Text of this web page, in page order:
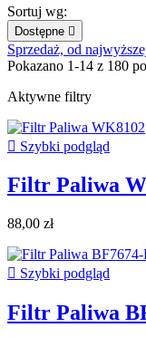
Sortuj wg:
Dostępne 
Sprzedaż, od
Pokazano 1-14 z 180
Aktywne filtry
 Szybki podgląd
Filtr Paliwa
88,00 zł
 Szybki podgląd
Filtr Paliwa